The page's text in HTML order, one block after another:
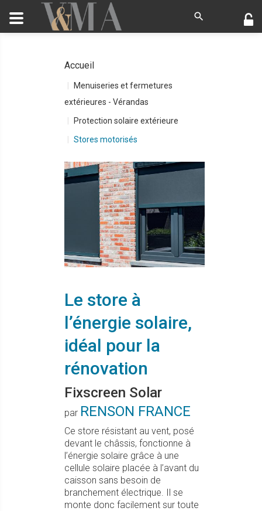
Accueil
Menuiseries et fermetures
extérieures - Vérandas
Protection solaire extérieure
Stores motorisés
Le store à
l’énergie solaire,
idéal pour la
rénovation
Fixscreen Solar
par RENSON FRANCE
Ce store résistant au vent, posé
devant le châssis, fonctionne à
l’énergie solaire grâce à une
cellule solaire placée à l’avant du
caisson sans besoin de
branchement électrique. Il se
monte donc facilement sur toute